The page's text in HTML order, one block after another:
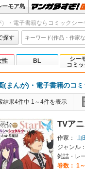
ーモア島
・電子書籍ならコミックシー
探す
性 BL
シー
コミ
(まんが)・電子書籍のコ
結果4件中 1～4件を表示
TVア
作家： 山
ジャンル：
雑誌・レ
巻数： 1